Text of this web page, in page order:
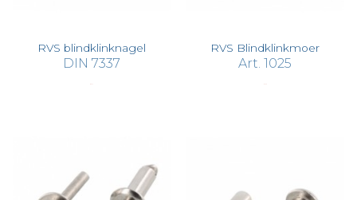
RVS blindklinknagel
DIN 7337
RVS Blindklinkmoer
Art. 1025